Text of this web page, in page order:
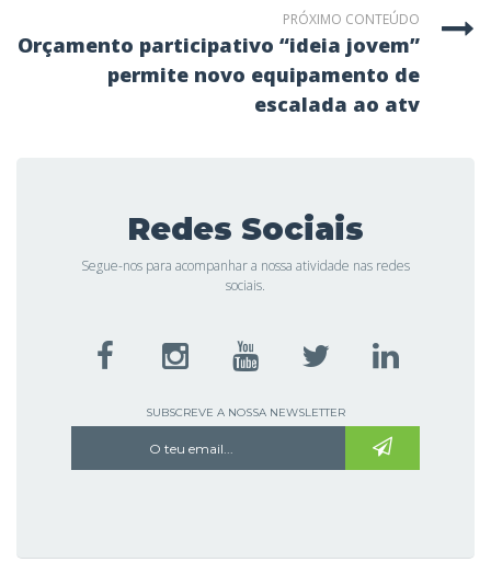
PRÓXIMO CONTEÚDO
orçamento participativo “ideia jovem”
permite novo equipamento de
escalada ao atv
Redes Sociais
Segue-nos para acompanhar a nossa atividade nas redes
sociais.
SUBSCREVE A NOSSA NEWSLETTER